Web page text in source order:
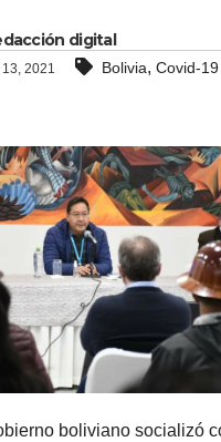
digital
13, 2021 Bolivia, Covid-19
boliviano socializó